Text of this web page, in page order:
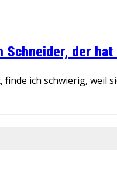
der
ich schwierig, weil